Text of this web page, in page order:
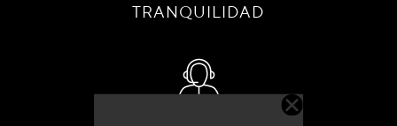
TRANQUILIDAD